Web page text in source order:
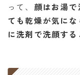
って、 顔はお湯
ても乾燥が気に
に洗剤で洗顔する